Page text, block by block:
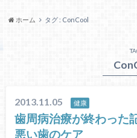
ホーム タグ : ConCool
2013.11.05 健康
歯周病治療が終わった
悪い歯のケア